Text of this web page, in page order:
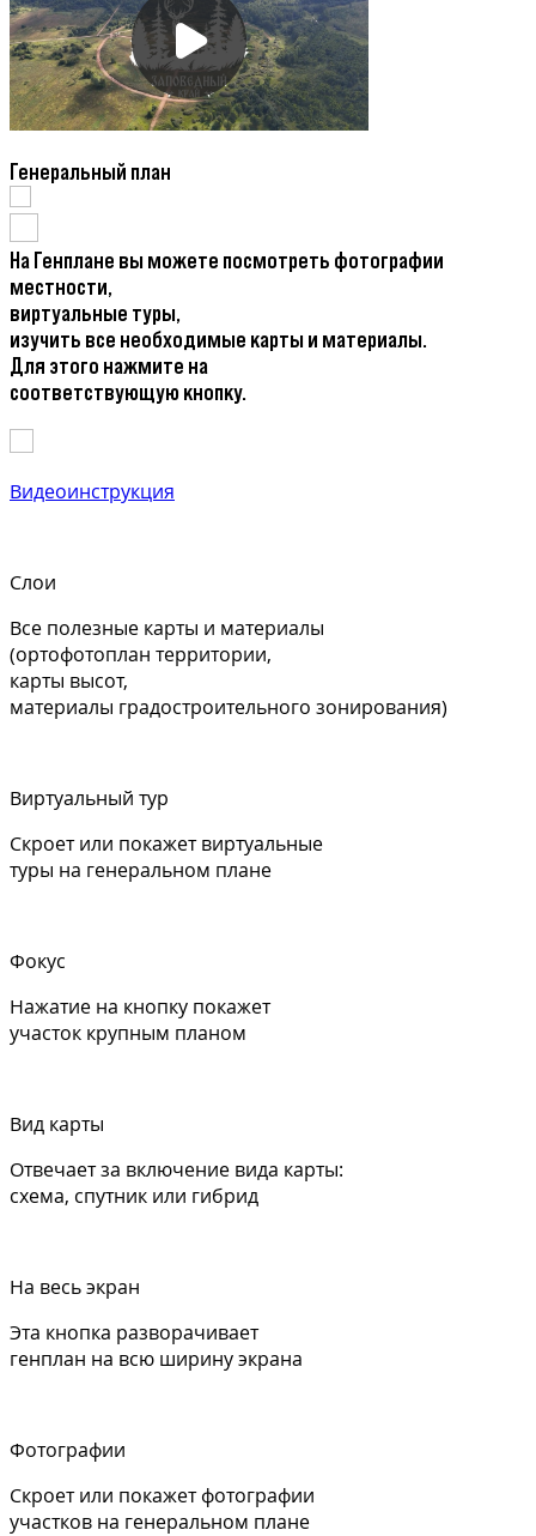
Генеральный план
На Генплане вы можете посмотреть фотографии
местности,
виртуальные туры,
изучить все необходимые карты и материалы.
Для этого нажмите на
соответствующую кнопку.
Видеоинструкция
Слои
Все полезные карты и материалы
(ортофотоплан территории,
карты высот,
материалы градостроительного зонирования)
Виртуальный тур
Скроет или покажет виртуальные
туры на генеральном плане
Фокус
Нажатие на кнопку покажет
участок крупным планом
Вид карты
Отвечает за включение вида карты:
схема, спутник или гибрид
На весь экран
Эта кнопка разворачивает
генплан на всю ширину экрана
Фотографии
Скроет или покажет фотографии
участков на генеральном плане